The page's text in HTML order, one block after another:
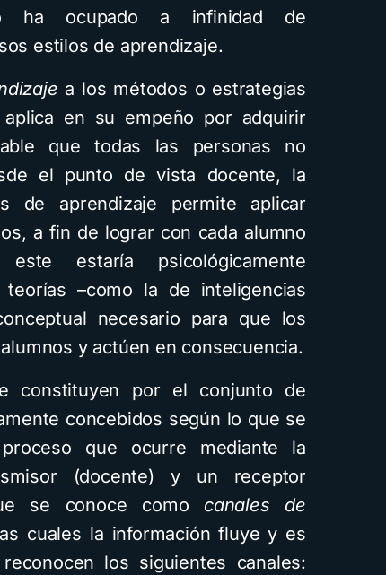
ha ocupado a infinidad de
estilos de aprendizaje.
a los métodos o estrategias
en su empeño por adquirir
que todas las personas no
el punto de vista docente, la
de aprendizaje permite aplicar
a fin de lograr con cada alumno
estaría psicológicamente
–como la de inteligencias
necesario para que los
y actúen en consecuencia.
constituyen por el conjunto de
concebidos según lo que se
que ocurre mediante la
(docente) y un receptor
se conoce como canales de
cuales la información fluye y es
los siguientes canales: